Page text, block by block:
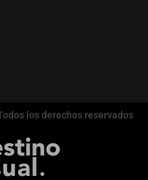
los derechos reservados